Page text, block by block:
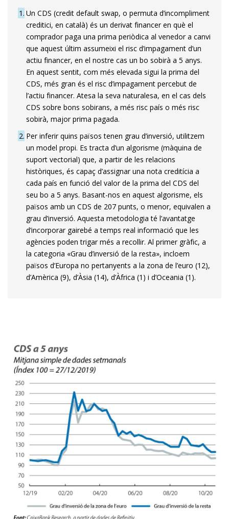
1 Un CDS (credit default swap, o permuta d’incompliment
creditici, en català) és un derivat financer en què el
comprador paga una prima pe­­riòdica al venedor a canvi
que aquest últim assumeixi el risc d’impagament d’un
actiu financer, en el nostre cas un bo sobirà a 5 anys.
En aquest sentit, com més elevada sigui la prima del
CDS, més gran és el risc d’im­­pagament percebut de
l’actiu financer. Atesa la seva naturalesa, en el cas dels
CDS sobre bons sobirans, a més risc país o més risc
sobirà, major prima pagada.
2 Per inferir quins països tenen grau d’inversió, utilitzem
un model propi. Es tracta d’un algorisme (màquina de
suport vectorial) que, a partir de les relacions
històriques, és capaç d’assignar una nota creditícia a
cada país en funció del valor de la prima del CDS del
seu bo a 5 anys. Basant-nos en aquest algorisme, els
països amb un CDS de 207 punts, o menor, equivalen a
grau d’inversió. Aquesta metodologia té l’avantatge
d’incorporar gairebé a temps real informació que les
agències poden trigar més a recollir. Al primer gràfic, a
la categoria «Grau d’inversió de la resta», incloem
països d’Europa no pertanyents a la zona de l’euro (12),
d’Amèrica (9), d’Àsia (14), d’Àfrica (1) i d’Oceania (1).